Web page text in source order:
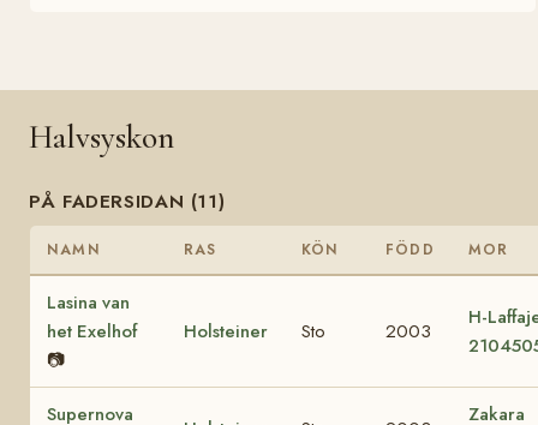
Halvsyskon
PÅ FADERSIDAN (11)
NAMN RAS KÖN FÖDD MOR
Lasina van
het Exelhof
📷
Holsteiner Sto 2003
H-
Supernova
Zakara